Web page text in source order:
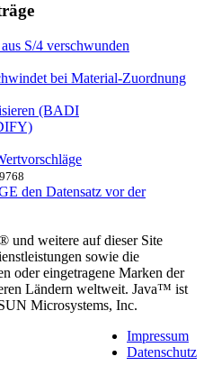
S/4 verschwunden
bei Material-Zuordnung
(BADI
den Datensatz vor der
weitere auf dieser Site
sowie die
oder eingetragene Marken der
Ländern weltweit. Java™ ist
Microsystems, Inc.
Impressum
Datenschutz